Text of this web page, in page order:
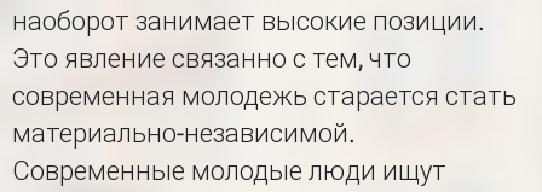
наоборот занимает высокие позиции.
Это явление связанно с тем, что
современная молодежь старается стать
материально-независимой.
Современные молодые люди ищут